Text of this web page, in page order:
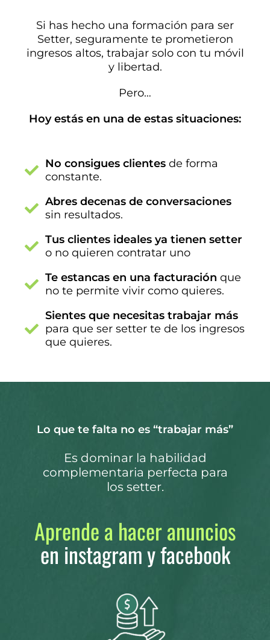
Si has hecho una formación para ser
Setter, seguramente te prometieron
ingresos altos, trabajar solo con tu móvil
y libertad.
Pero…
Hoy estás en una de estas situaciones:
No consigues clientesde forma
constante.
Abres decenas de conversaciones
sin resultados.
Tus clientes ideales ya tienen setter
o no quieren contratar uno
Te estancas en una facturación que
no te permite vivir como quieres.
Sientes que necesitas trabajar más
para que ser setter te de los ingresos
que quieres.
Lo que te falta no es “trabajar más”
Es dominar la habilidad
complementaria perfecta para
los setter.
Aprende a hacer anuncios
en instagram y facebook